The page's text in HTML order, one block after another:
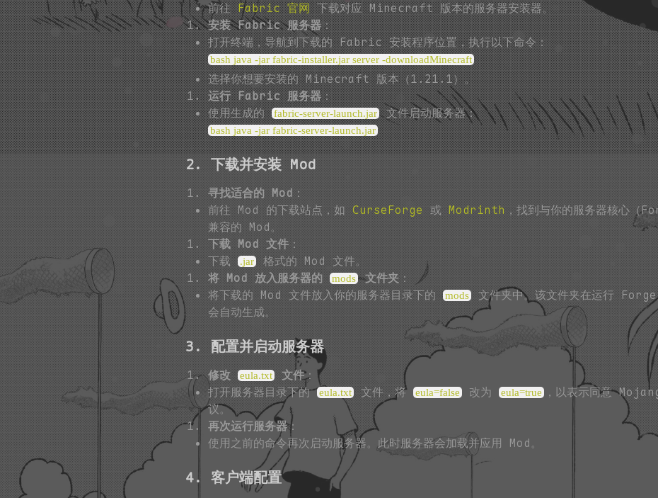
前往Fabric 官网下载对应 Minecraft 版本的服务器安装器。
安装 Fabric 服务器：
打开终端，导航到下载的 Fabric 安装程序位置，执行以下命令：
bash java -jar fabric-installer.jar server -downloadMinecraft
选择你想要安装的 Minecraft 版本（1.21.1）。
运行 Fabric 服务器：
使用生成的fabric-server-launch.jar文件启动服务器：
bash java -jar fabric-server-launch.jar
2. 下载并安装 Mod
寻找适合的 Mod ：
前往 Mod 的下载站点，如CurseForge或Modrinth，找到与你的服务器核心
兼容的 Mod。
下载 Mod 文件：
下载 .jar 格式的 Mod 文件。
将 Mod 放入服务器的
mods文件夹：
将下载的 Mod 文件放入你的服务器目录下的mods 文件夹中。该文件夹在运行
会自动生成。
3. 配置并启动服务器
修改eula.txt文件：
打开服务器目录下的eula.txt文件，将 eula=false 改为 eula=true
，以表示同意
议。
再次运行服务器：
使用之前的命令再次启动服务器。此时服务器会加载并应用 Mod。
4. 客户端配置